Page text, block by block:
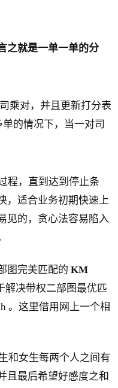
之就是一单一单的分
乘对，并且更新打分表
的情况下，当一对司
程，直到达到停止条
，适合业务初期快速上
见的，贪心法容易陷入
图完美匹配的 KM
解决带权二部图最优匹
。这里借用网上一个相
和女生每两个人之间有
且最后希望好感度之和